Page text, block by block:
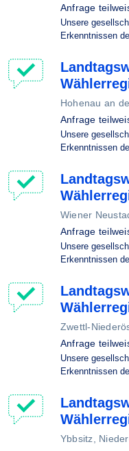
Anfrage
Unsere
Erkenntnissen
Hohenau an
Anfrage
Unsere
Erkenntnissen
Wiener
Anfrage
Unsere
Erkenntnissen
Zwettl-
Anfrage
Unsere
Erkenntnissen
Ybbsitz,